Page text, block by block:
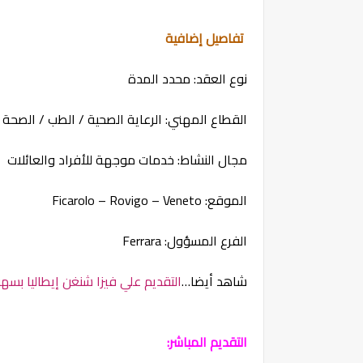
تفاصيل إضافية
نوع العقد: محدد المدة
القطاع المهني: الرعاية الصحية / الطب / الصحة
مجال النشاط: خدمات موجهة للأفراد والعائلات
الموقع: Ficarolo – Rovigo – Veneto
الفرع المسؤول: Ferrara
شاهد أيضا…التقديم علي فيزا شنغن إيطاليا
التقديم المباشر: